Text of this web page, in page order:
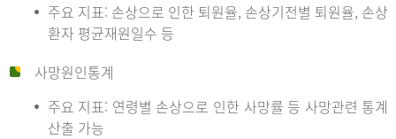
주요 지표: 손상으로 인한 퇴원율, 손상기전별 퇴원율, 손상
환자 평균재원일수 등
사망원인통계
주요 지표: 연령별 손상으로 인한 사망률 등 사망관련 통계
산출 가능